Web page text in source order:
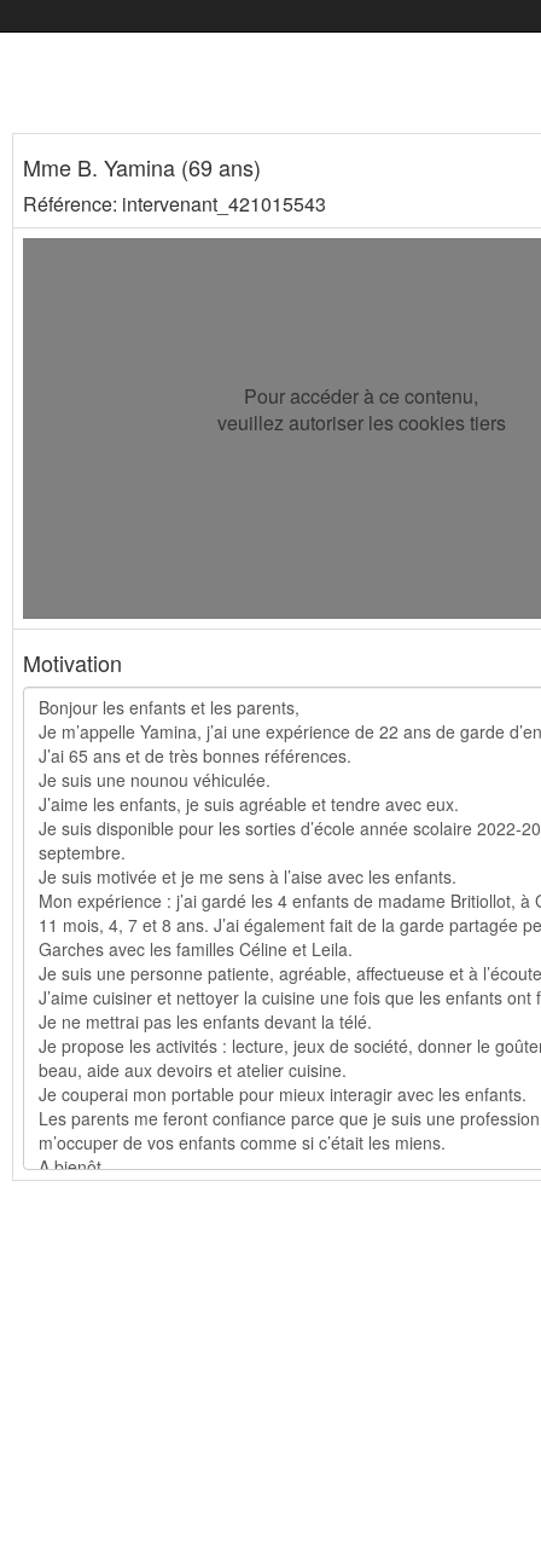
Mme B. Yamina (69 ans)
Référence: intervenant_421015543
Pour accéder à ce contenu,
veuillez autoriser les cookies tiers
Motivation